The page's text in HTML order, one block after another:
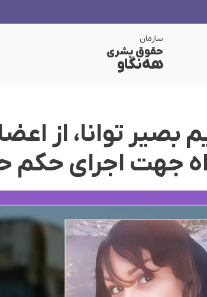
سازمان
حقوق بشری
هەنگاو
بصیر توانا، از
جهت اجرای